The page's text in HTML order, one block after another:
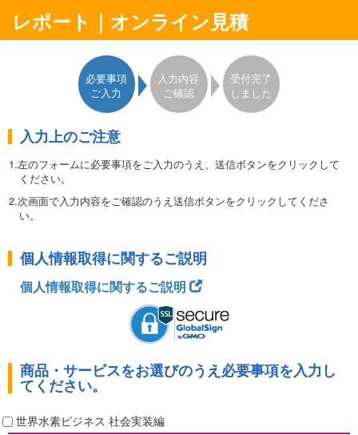
レポート｜オンライン見積
必要事項
ご入力
入力内容
ご確認
受付完了
しました
入力上のご注意
1.左のフォームに必要事項をご入力のうえ、送信ボタンをクリックして
ください。
2.次画面で入力内容をご確認のうえ送信ボタンをクリックしてくださ
い。
＜ご注意＞
をコピーして保存していただくと、1週間以内のアクセスに限り、3
回までダウンロードしていただけます。
・このフォームは日本国内専用です。・ご入力いただいた情報は日経
BPマーケティングに登録されます。・ご登録いただいた住所やE-
せていただきます。また、これ以外に日経BPグループ会社から、各
種ご案内（刊行物、展示会、セミナー等）やアンケート、広告主等の
製品やサービスのご案内を送付させていただく場合があります。
のうえ、ご入力ください。
個人情報取得に関するご説明
個人情報取得に関するご説明
商品・サービスをお選びのうえ必要事項を入力し
てください。
世界水素ビジネス 社会実装編